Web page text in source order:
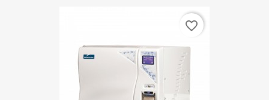
favorite_border